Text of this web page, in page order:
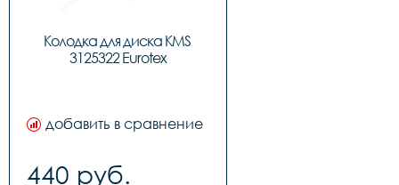
Колодка для диска KMS
3125322 Eurotex
добавить в сравнение
440 руб.